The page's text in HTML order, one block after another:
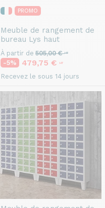
PROMO
Meuble de rangement de
bureau Lys haut
À partir de 505,00 €HT
-5% 479,75 € HT
Recevez le sous 14 jours